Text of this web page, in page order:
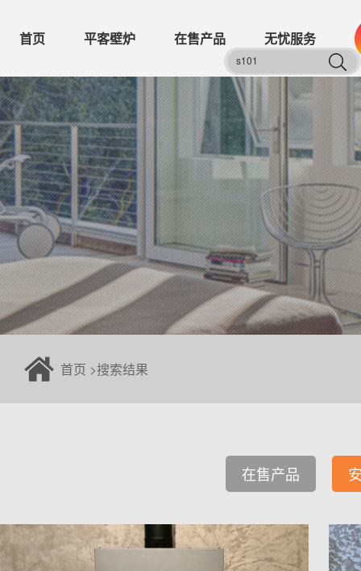
首页 平客壁炉 在售产品 无忧服务
首页 >搜索结果
在售产品